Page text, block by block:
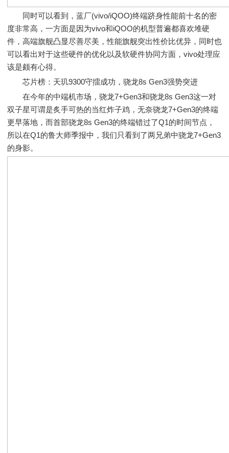
同时可以看到，蓝厂(vivo/iQOO)终端跻身性能前十名的密
度非常高，一方面是因为vivo和iQOO的机型普遍都喜欢堆硬
件，高端旗舰凸显尽善尽美，性能旗舰突出性价比优异，同时也
可以看出对于这些硬件的优化以及软硬件协同方面，vivo处理应
该是颇有心得。
芯片榜：天玑9300守擂成功，骁龙8s Gen3强势突进
在今年的中端机市场，骁龙7+Gen3和骁龙8s Gen3这一对
双子星可谓是炙手可热的当红炸子鸡，无奈骁龙7+Gen3的终端
更早落地，而首部骁龙8s Gen3的终端错过了Q1的时间节点，
所以在Q1的鲁大师季报中，我们只看到了两兄弟中骁龙7+Gen3
的身影。